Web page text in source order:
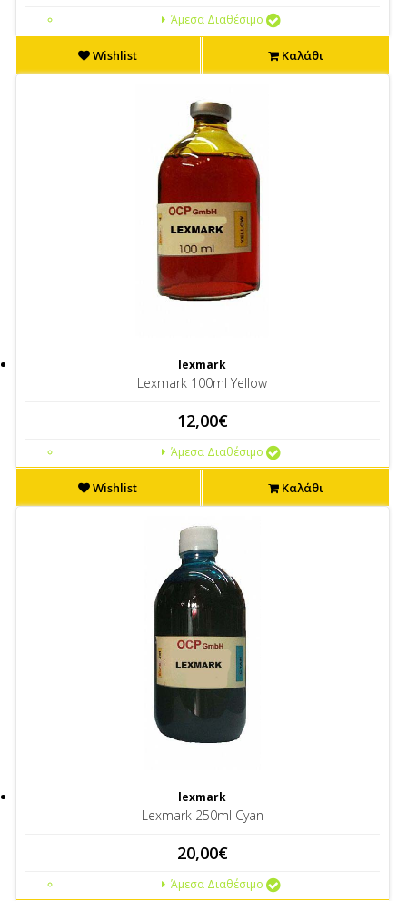
Άμεσα Διαθέσιμο
Wishlist Καλάθι
lexmark
Lexmark 100ml Yellow
12,00€
Άμεσα Διαθέσιμο
Wishlist Καλάθι
lexmark
Lexmark 250ml Cyan
20,00€
Άμεσα Διαθέσιμο